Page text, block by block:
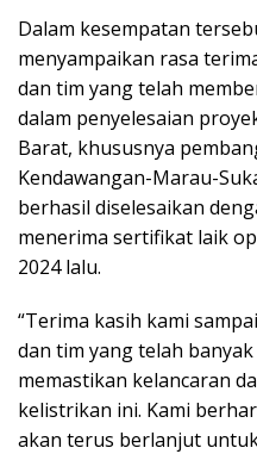
Dalam kesempatan
menyampaikan rasa
dan tim yang telah
dalam penyelesaian
Barat, khususnya
Kendawangan-Marau-
berhasil diselesaikan
menerima sertifikat laik
2024 lalu.
“Terima kasih kami
dan tim yang telah
memastikan kelancaran
kelistrikan ini. Kami
akan terus berlanjut